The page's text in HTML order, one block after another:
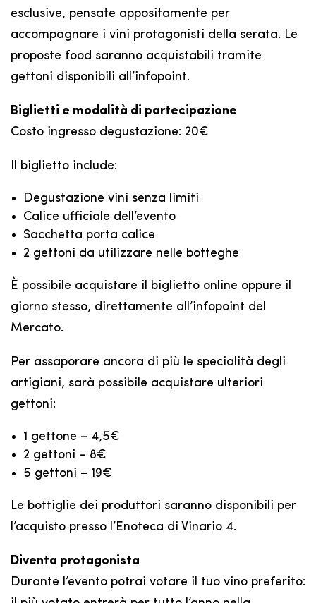
esclusive, pensate appositamente per
accompagnare i vini protagonisti della serata. Le
proposte food saranno acquistabili tramite
gettoni disponibili all’infopoint.
Biglietti e modalità di partecipazione
Costo ingresso degustazione: 20€
Il biglietto include:
Degustazione vini senza limiti
Calice ufficiale dell’evento
Sacchetta porta calice
2 gettoni da utilizzare nelle botteghe
È possibile acquistare il biglietto online oppure il
giorno stesso, direttamente all’infopoint del
Mercato.
Per assaporare ancora di più le specialità degli
artigiani, sarà possibile acquistare ulteriori
gettoni:
1 gettone – 4,5€
2 gettoni – 8€
5 gettoni – 19€
Le bottiglie dei produttori saranno disponibili per
l’acquisto presso l’Enoteca di Vinario 4.
Diventa protagonista
Durante l’evento potrai votare il tuo vino preferito: